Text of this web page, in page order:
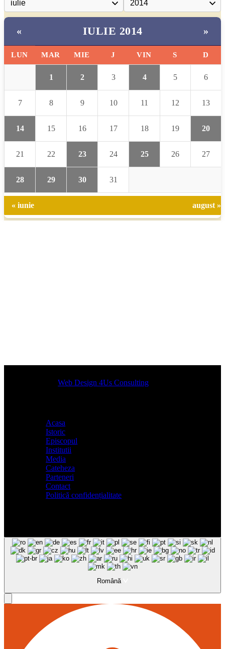
« IULIE 2014 »
LUN MAR MIE J VIN S D
1 2 3 4 5 6
7 8 9 10 11 12 13
14 15 16 17 18 19 20
21 22 23 24 25 26 27
28 29 30 31
« iunie august »
Designed byWeb Design 4Us Consulting
Acasa
Istoric
Episcopul
Institutii
Media
Cateheza
Parteneri
Contact
Politică confidențialitate
Română